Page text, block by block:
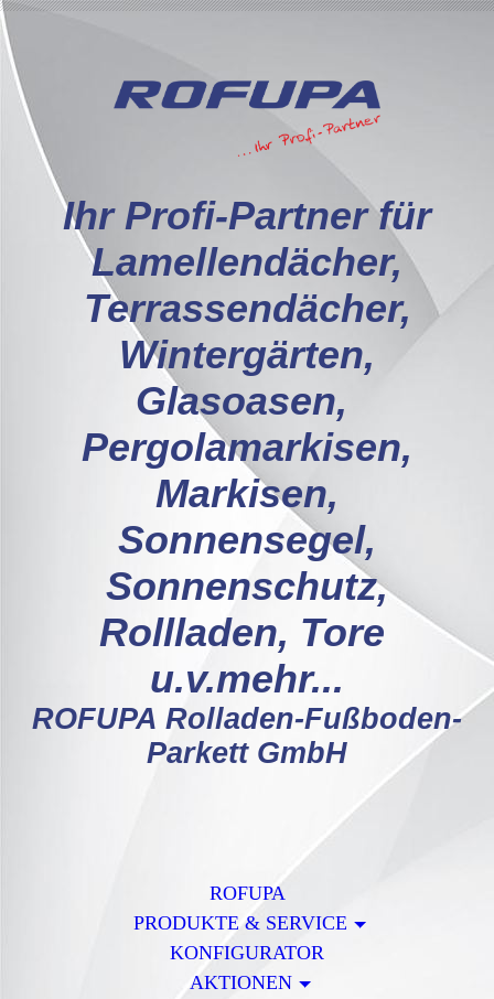
Ihr Profi-Partner für
Lamellendächer,
Terrassendächer,
Wintergärten,
Glasoasen,
Pergolamarkisen,
Markisen,
Sonnensegel,
Sonnenschutz,
Rollladen, Tore
u.v.mehr...
ROFUPA Rolladen-Fußboden-
Parkett GmbH
ROFUPA
PRODUKTE & SERVICE
KONFIGURATOR
AKTIONEN